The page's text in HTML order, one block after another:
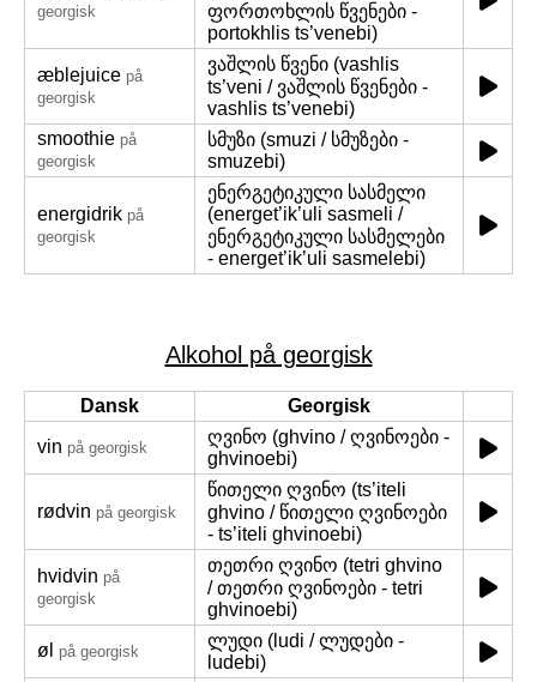
georgisk
ფორთოხლის წვენები -
portokhlis ts’venebi)
æblejuice på
georgisk
ვაშლის წვენი (vashlis
ts’veni / ვაშლის წვენები -
vashlis ts’venebi)
smoothie på
georgisk
სმუზი (smuzi / სმუზები -
smuzebi)
energidrik på
georgisk
ენერგეტიკული სასმელი
(energet’ik’uli sasmeli /
ენერგეტიკული სასმელები
- energet’ik’uli sasmelebi)
Alkohol på georgisk
Dansk
Georgisk
vin på georgisk
ღვინო (ghvino / ღვინოები -
ghvinoebi)
rødvin på georgisk
წითელი ღვინო (ts’iteli
ghvino / წითელი ღვინოები
- ts’iteli ghvinoebi)
hvidvin på
georgisk
თეთრი ღვინო (tetri ghvino
/ თეთრი ღვინოები - tetri
ghvinoebi)
øl
på georgisk
ლუდი (ludi / ლუდები -
ludebi)